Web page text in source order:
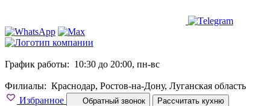
График работы: 10:30 до 20:00, пн-вс
Филиалы: Краснодар, Ростов-на-Дону, Луганская область
Избранное
Обратный звонок Рассчитать кухню